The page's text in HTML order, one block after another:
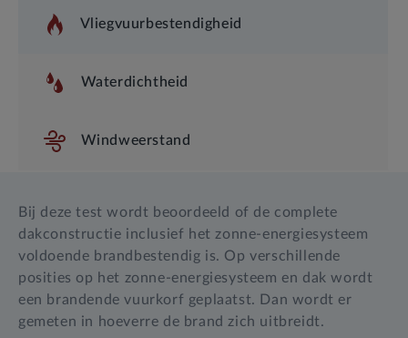
Vliegvuurbestendigheid
Waterdichtheid
Windweerstand
Bij deze test wordt beoordeeld of de complete
dakconstructie inclusief het zonne-energiesysteem
voldoende brandbestendig is. Op verschillende
posities op het zonne-energiesysteem en dak wordt
een brandende vuurkorf geplaatst. Dan wordt er
gemeten in hoeverre de brand zich uitbreidt.